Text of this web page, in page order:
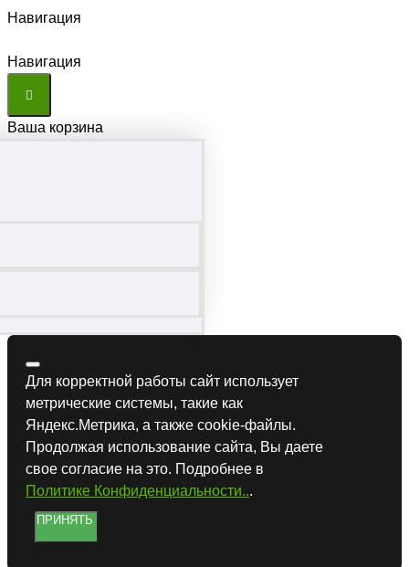
Навигация
Навигация
Ваша корзина
Для корректной работы сайт использует
метрические системы, такие как
Яндекс.Метрика, а также cookie-файлы.
Продолжая использование сайта, Вы даете
свое согласие на это. Подробнее в
Политике Конфиденциальности...
ПРИНЯТЬ